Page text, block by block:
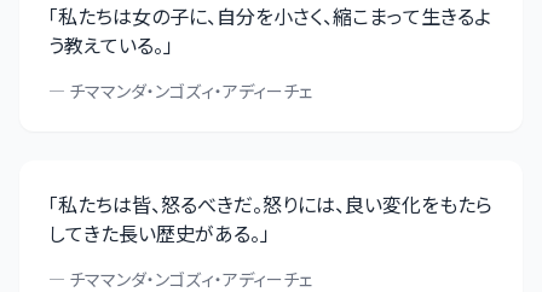
「私たちは女の子に、自分を小さく、縮こまって生きるよ
う教えている。」
— チママンダ・ンゴズィ・アディーチェ
「私たちは皆、怒るべきだ。怒りには、良い変化をもたら
してきた長い歴史がある。」
— チママンダ・ンゴズィ・アディーチェ